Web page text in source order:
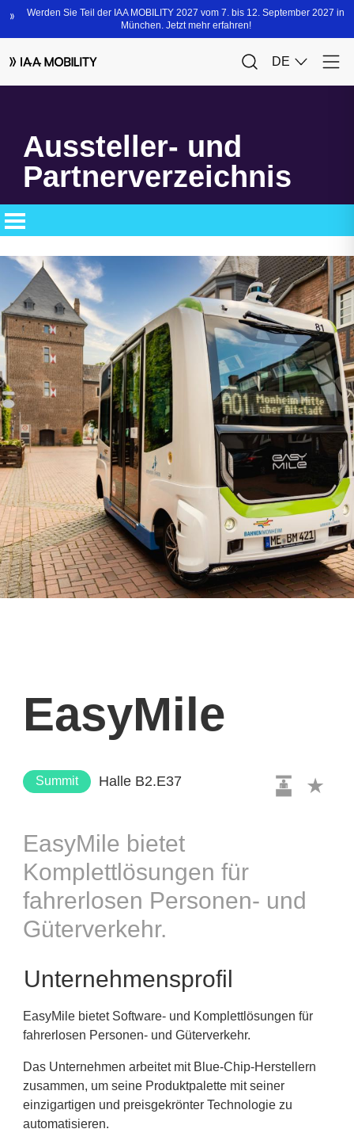
Aussteller- und
Partnerverzeichnis
EasyMile
Summit Halle B2.E37
EasyMile bietet
Komplettlösungen für
fahrerlosen Personen- und
Güterverkehr.
Unternehmensprofil
EasyMile bietet Software- und Komplettlösungen für
fahrerlosen Personen- und Güterverkehr.
Das Unternehmen arbeitet mit Blue-Chip-Herstellern
zusammen, um seine Produktpalette mit seiner
einzigartigen und preisgekrönter Technologie zu
automatisieren.